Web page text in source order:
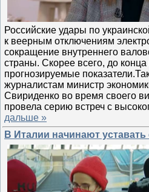
Российские удары по
к веерным отключениям
сокращение внутреннего
страны. Скорее всего, до
прогнозируемые
журналистам министр
Свириденко во время своего
провела серию встреч с
дальше »
В Италии начинают